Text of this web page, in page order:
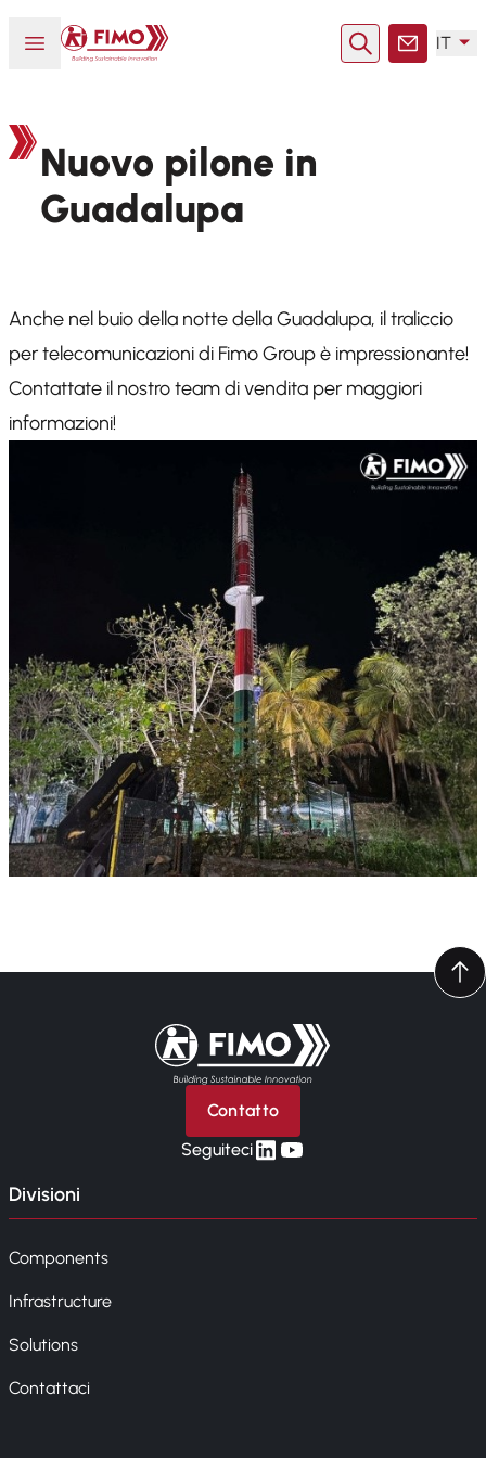
Aprire o chiudere il menu
Torna alla pagina iniziale
RicercaContatto
IT
Nuovo pilone in
Guadalupa
Anche nel buio della notte della Guadalupa, il traliccio
per telecomunicazioni di Fimo Group è impressionante!
Contattate il nostro team di vendita per maggiori
informazioni!
Torna alla pagina iniziale
Contatto
Seguitecilinkedin
yt
Divisioni
Components
Infrastructure
Solutions
Contattaci